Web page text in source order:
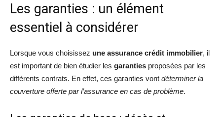
Les garanties : un élément
essentiel à considérer
Lorsque vous choisissez une assurance crédit immobilier, il
est important de bien étudier les garanties proposées par les
différents contrats. En effet, ces garanties vont déterminer la
couverture offerte par l’assurance en cas de problème.